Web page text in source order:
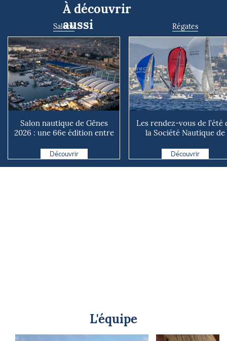
À découvrir
aussi
Salons
Salon nautique de Gênes
2026 : une 66e édition entre
Découvrir
Régates
Les rendez-vous de l’été
la Société Nautique de
Découvrir
L'équipe